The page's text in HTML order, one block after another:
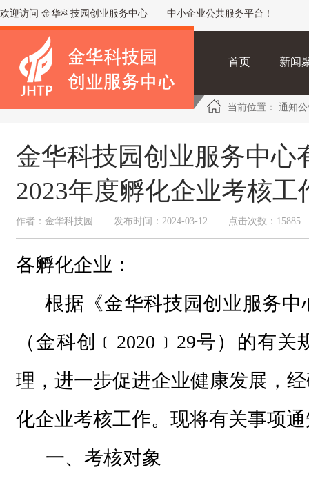
欢迎访问 金华科技园创业服务中心——中小企业公共服务平台！
首页 新闻
当前位置： 通知
金华科技园创业服务中心
2023年度孵化企业考核工
作者：金华科技园 发布时间：2024-03-12 点击次数：15885
各孵化企业：
根据《金华科技园创业服务
（金科创﹝2020﹞29号）的有
理，进一步促进企业健康发展，
化企业考核工作。现将有关事项
一、考核对象